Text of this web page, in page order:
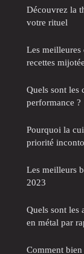
Découvrez la
votre rituel
Les
recettes
Quels sont les
performance ?
Pourquoi la
priorité
Les meilleurs
2023
Quels sont les
en métal par
Comment